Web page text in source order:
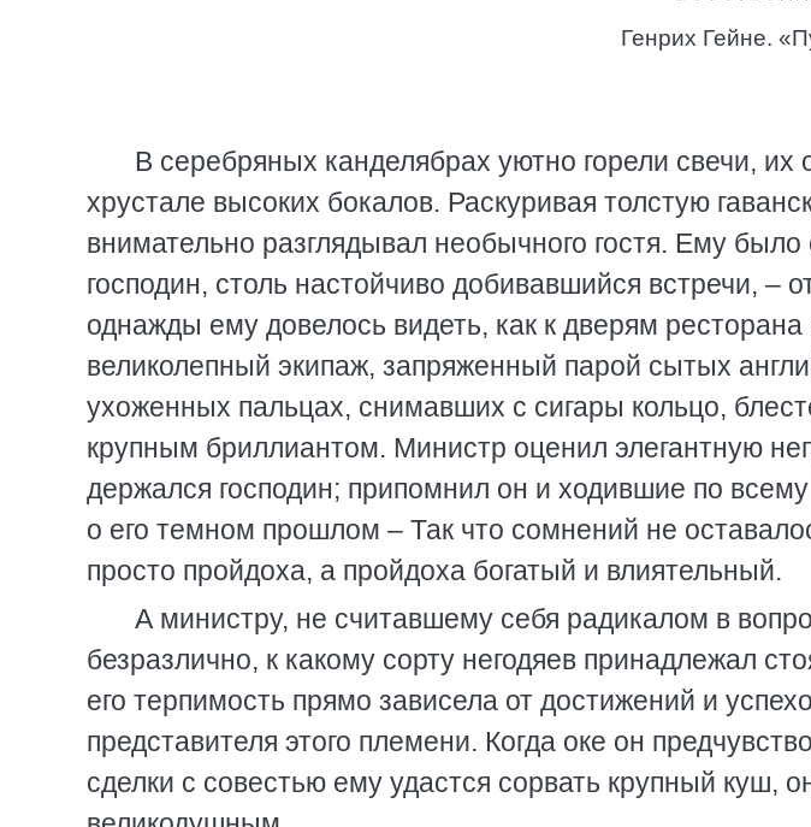
Генрих Гейне.
В серебряных канделябрах уютно горели свечи, их
хрустале высоких бокалов. Раскуривая толстую
внимательно разглядывал необычного гостя. Ему
господин, столь настойчиво добивавшийся встречи, –
однажды ему довелось видеть, как к дверям ресторана
великолепный экипаж, запряженный парой сытых
ухоженных пальцах, снимавших с сигары кольцо,
крупным бриллиантом. Министр оценил элегантную
держался господин; припомнил он и ходившие по
о его темном прошлом – Так что сомнений не
просто пройдоха, а пройдоха богатый и влиятельный.
А министру, не считавшему себя радикалом в
безразлично, к какому сорту негодяев принадлежал
его терпимость прямо зависела от достижений и
представителя этого племени. Когда оке он
сделки с совестью ему удастся сорвать крупный куш,